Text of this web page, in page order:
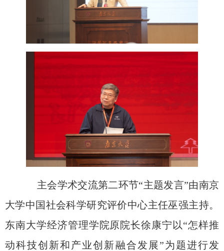
主会学术交流第二环节“主题发言”由南京
大学中国社会科学研究评价中心主任巫强主持。
东南大学经济管理学院原院长徐康宁以“怎样推
动科技创新和产业创新融合发展”为题进行发